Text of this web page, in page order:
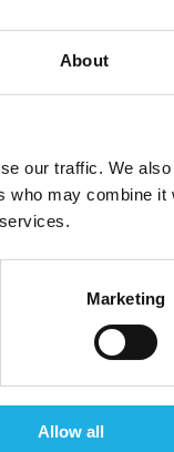
About
our traffic. We
who may combine it
Marketing
Allow all